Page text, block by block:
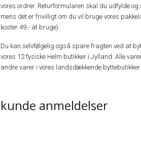
vores ordrer. Returformularen skal du udfylde og
mens det er frivilligt om du vil bruge vores
koster 49,- at bruge).
Du kan selvfølgelig også spare fragten ved at
vores 12 fysiske Helm butikker i Jylland. Alle
andre varer i vores landsdækkende byttebutikker.
kunde anmeldelser